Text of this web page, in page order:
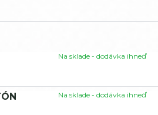
Na sklade - dodávka ihneď
Na sklade - dodávka ihneď